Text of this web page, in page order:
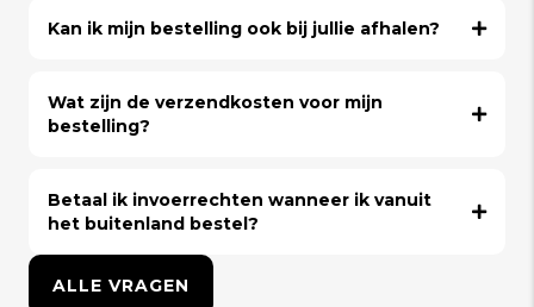
Kan ik mijn bestelling ook bij jullie afhalen?
Wat zijn de verzendkosten voor mijn
bestelling?
Betaal ik invoerrechten wanneer ik vanuit
het buitenland bestel?
ALLE VRAGEN